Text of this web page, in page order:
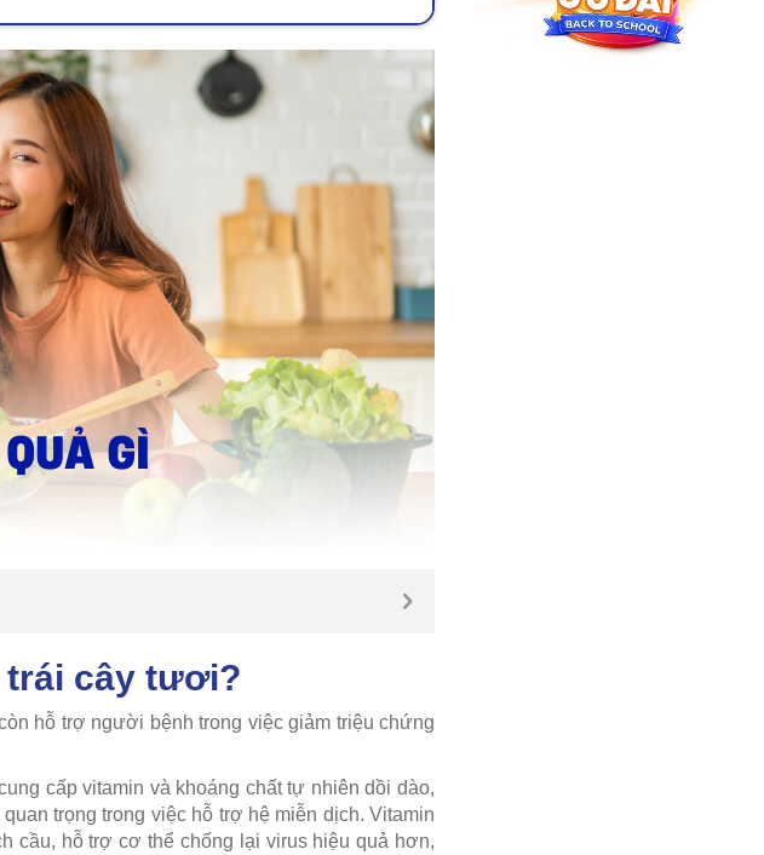
trái cây tươi?
hỗ trợ người bệnh trong việc giảm triệu chứng
cấp vitamin và khoáng chất tự nhiên dồi dào,
trọng trong việc hỗ trợ hệ miễn dịch. Vitamin
cầu, hỗ trợ cơ thể chống lại virus hiệu quả hơn,